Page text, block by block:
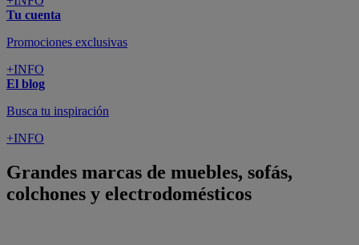
Tu cuenta
Promociones exclusivas
+INFO
El blog
Busca tu inspiración
+INFO
Grandes marcas de muebles, sofás,
colchones y electrodomésticos